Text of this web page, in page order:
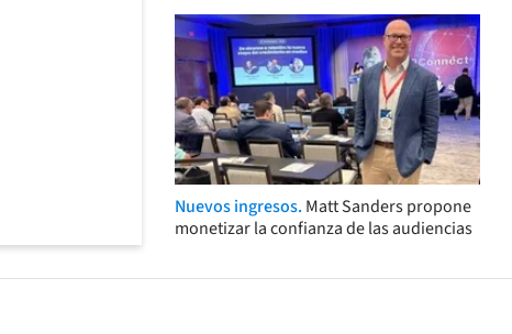
Nuevos ingresos. Matt Sanders propone
monetizar la confianza de las audiencias